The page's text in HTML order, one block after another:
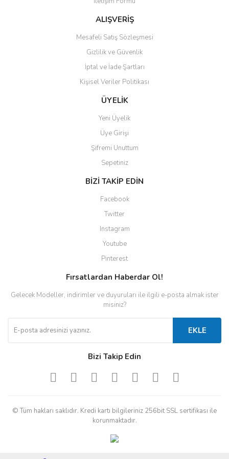
Ürün fiyatı diğer sitelerden daha pahalı.
Bu ürüne benzer farklı alternatifler olmalı.
Gönder
ALIŞVERİŞ
Mesafeli Satış Sözleşmesi
Gizlilik ve Güvenlik
İptal ve İade Şartları
Kişisel Veriler Politikası
ÜYELİK
Yeni Üyelik
Üye Girişi
Şifremi Unuttum
Sepetiniz
BİZİ TAKİP EDİN
Facebook
Twitter
Instagram
Youtube
Pinterest
Fırsatlardan Haberdar Ol!
Gelecek Modeller, indirimler ve duyuruları ile ilgili e-posta almak ister
misiniz?
EKLE
Bizi Takip Edin
© Tüm hakları saklıdır. Kredi kartı bilgileriniz 256bit SSL sertifikası ile
korunmaktadır.